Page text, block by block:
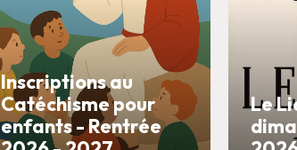
Inscriptions au
Catéchisme pour
enfants - Rentrée
Le